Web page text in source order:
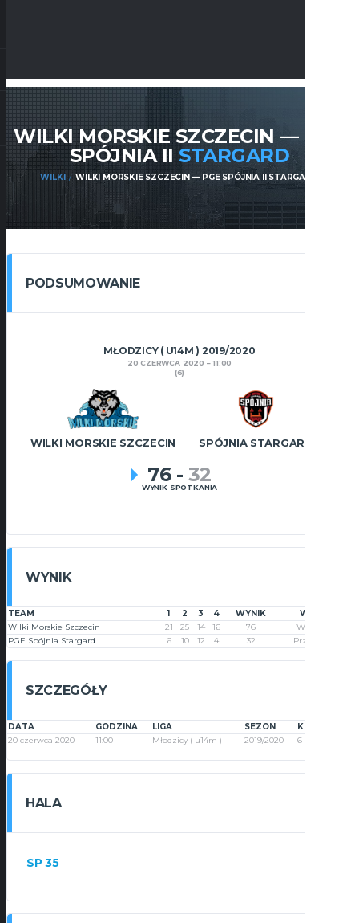
WILKI MORSKIE SZCZECIN — PGE
SPÓJNIA IISTARGARD
WILKI WILKI MORSKIE SZCZECIN — PGE SPÓJNIA II STARGARD
PODSUMOWANIE
MŁODZICY ( U14M ) 2019/2020
20 CZERWCA 2020
11:00
(6)
WILKI MORSKIE SZCZECIN SPÓJNIA STARGARD
76 - 32
WYNIK SPOTKANIA
WYNIK
TEAM 1 2 3 4 WYNIK
WYNIK
Wilki Morskie Szczecin
21 25 14 16 76
Wygrana
PGE Spójnia Stargard
6 10 12 4 32 Przegrana
SZCZEGÓŁY
DATA GODZINA LIGA SEZON
KOLEJKA
20 czerwca 2020
11:00 Młodzicy ( u14m ) 2019/2020 6
HALA
SP 35